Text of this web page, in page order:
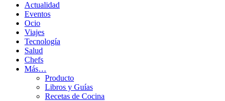
Actualidad
Eventos
Ocio
Viajes
Tecnología
Salud
Chefs
Más…
Producto
Libros y Guías
Recetas de Cocina